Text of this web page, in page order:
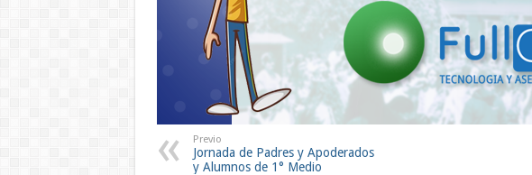
Previo
Jornada de Padres y Apoderados
y Alumnos de 1° Medio